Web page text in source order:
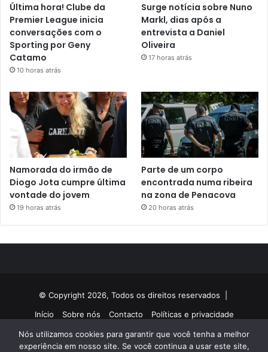
Última hora! Clube da
Premier League inicia
conversações com o
Sporting por Geny
Catamo
10 horas atrás
Surge notícia sobre Nuno
Markl, dias após a
entrevista a Daniel
Oliveira
17 horas atrás
Namorada do irmão de
Diogo Jota cumpre última
vontade do jovem
19 horas atrás
Parte de um corpo
encontrada numa ribeira
na zona de Penacova
20 horas atrás
© Copyright 2026, Todos os direitos reservados |
Início
Sobre nós Contacto Políticas e privacidade
Facebook
TwitterYouTubeInstagram
Nós utilizamos cookies para garantir que você tenha a melhor
experiência em nosso site. Se você continua a usar este site,